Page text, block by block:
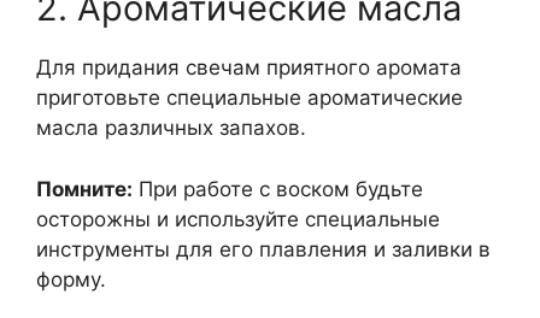
Для придания свечам приятного аромата
приготовьте специальные ароматические
масла различных запахов.
Помните: При работе с воском будьте
осторожны и используйте специальные
инструменты для его плавления и заливки в
форму.